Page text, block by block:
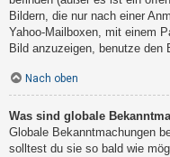
Bildern, die nur nach einer
Yahoo-Mailboxen, mit einem
Bild anzuzeigen, benutze den
Nach oben
Was sind globale
Globale Bekanntmachungen
solltest du sie so bald wie